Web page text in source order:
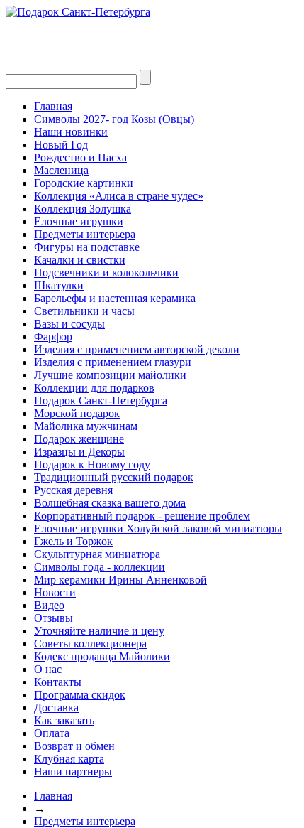
Главная
Символы 2027- год Козы (Овцы)
Наши новинки
Новый Год
Рождество и Пасха
Масленица
Городские картинки
Коллекция «Алиса в стране чудес»
Коллекция Золушка
Елочные игрушки
Предметы интерьера
Фигуры на подставке
Качалки и свистки
Подсвечники и колокольчики
Шкатулки
Барельефы и настенная керамика
Светильники и часы
Вазы и сосуды
Фарфор
Изделия с применением авторской деколи
Изделия с применением глазури
Лучшие композиции майолики
Коллекции для подарков
Подарок Санкт-Петербурга
Морской подарок
Майолика мужчинам
Подарок женщине
Изразцы и Декоры
Подарок к Новому году
Традиционный русский подарок
Русская деревня
Волшебная сказка вашего дома
Корпоративный подарок - решение проблем
Елочные игрушки Холуйской лаковой миниатюры
Гжель и Торжок
Скульптурная миниатюра
Символы года - коллекции
Мир керамики Ирины Анненковой
Новости
Видео
Отзывы
Уточняйте наличие и цену
Советы коллекционера
Кодекс продавца Майолики
О нас
Контакты
Программа скидок
Доставка
Как заказать
Оплата
Возврат и обмен
Клубная карта
Наши партнеры
Главная
→
Предметы интерьера